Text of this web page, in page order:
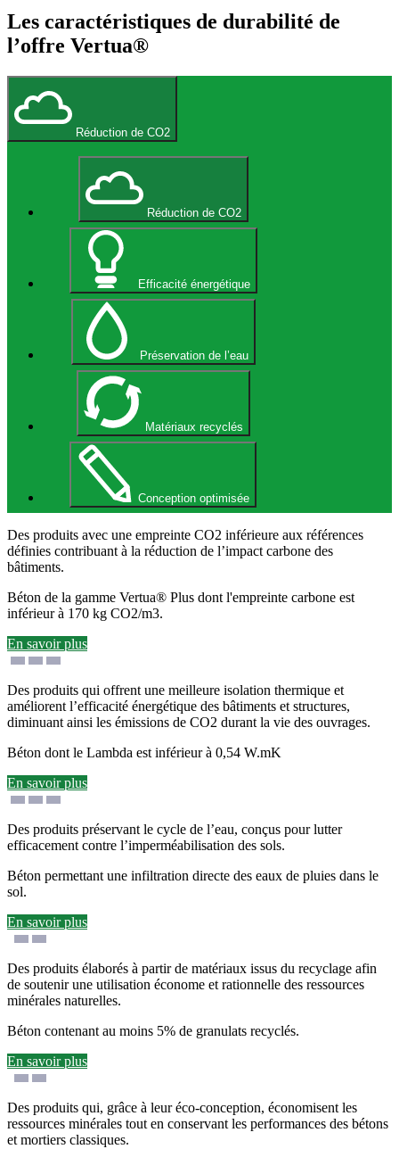
Les caractéristiques de durabilité de
l’offre Vertua®
Réduction de CO2
Réduction de CO2
Efficacité énergétique
Préservation de l’eau
Matériaux recyclés
Conception optimisée
Des produits avec une empreinte CO2 inférieure aux références
définies contribuant à la réduction de l’impact carbone des
bâtiments.
Béton de la gamme Vertua® Plus dont l'empreinte carbone est
inférieur à 170 kg CO2/m3.
En savoir plus
Des produits qui offrent une meilleure isolation thermique et
améliorent l’efficacité énergétique des bâtiments et structures,
diminuant ainsi les émissions de CO2 durant la vie des ouvrages.
Béton dont le Lambda est inférieur à 0,54 W.mK
En savoir plus
Des produits préservant le cycle de l’eau, conçus pour lutter
efficacement contre l’imperméabilisation des sols.
Béton permettant une infiltration directe des eaux de pluies dans le
sol.
En savoir plus
Des produits élaborés à partir de matériaux issus du recyclage afin
de soutenir une utilisation économe et rationnelle des ressources
minérales naturelles.
Béton contenant au moins 5% de granulats recyclés.
En savoir plus
Des produits qui, grâce à leur éco-conception, économisent les
ressources minérales tout en conservant les performances des bétons
et mortiers classiques.